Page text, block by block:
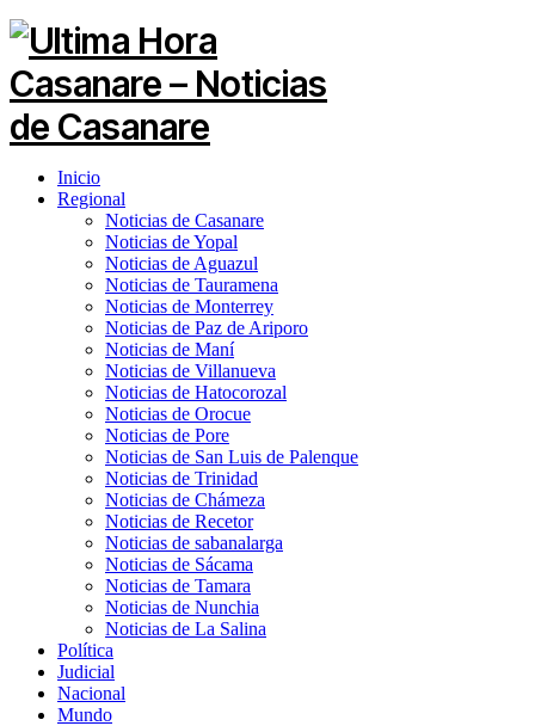
Inicio
Regional
Noticias de Casanare
Noticias de Yopal
Noticias de Aguazul
Noticias de Tauramena
Noticias de Monterrey
Noticias de Paz de Ariporo
Noticias de Maní
Noticias de Villanueva
Noticias de Hatocorozal
Noticias de Orocue
Noticias de Pore
Noticias de San Luis de Palenque
Noticias de Trinidad
Noticias de Chámeza
Noticias de Recetor
Noticias de sabanalarga
Noticias de Sácama
Noticias de Tamara
Noticias de Nunchia
Noticias de La Salina
Política
Judicial
Nacional
Mundo